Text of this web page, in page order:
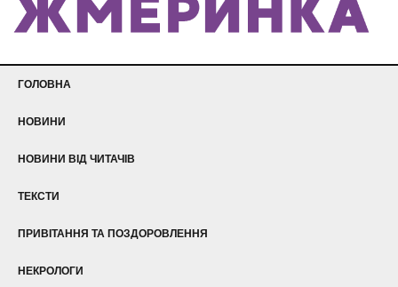
ГОЛОВНА
НОВИНИ
НОВИНИ ВІД ЧИТАЧІВ
ТЕКСТИ
ПРИВІТАННЯ ТА ПОЗДОРОВЛЕННЯ
НЕКРОЛОГИ